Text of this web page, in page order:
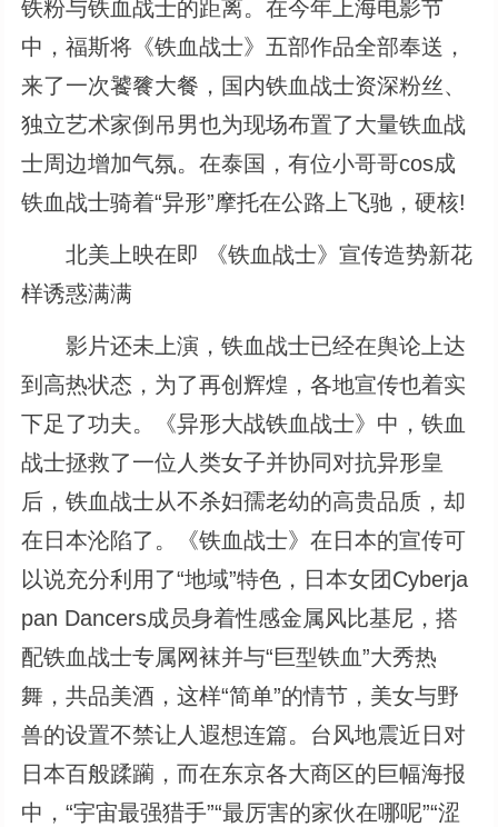
铁粉与铁血战士的距离。在今年上海电影节
中，福斯将《铁血战士》五部作品全部奉送，
来了一次饕餮大餐，国内铁血战士资深粉丝、
独立艺术家倒吊男也为现场布置了大量铁血战
士周边增加气氛。在泰国，有位小哥哥cos成
铁血战士骑着“异形”摩托在公路上飞驰，硬核!
北美上映在即 《铁血战士》宣传造势新花
样诱惑满满
影片还未上演，铁血战士已经在舆论上达
到高热状态，为了再创辉煌，各地宣传也着实
下足了功夫。《异形大战铁血战士》中，铁血
战士拯救了一位人类女子并协同对抗异形皇
后，铁血战士从不杀妇孺老幼的高贵品质，却
在日本沦陷了。《铁血战士》在日本的宣传可
以说充分利用了“地域”特色，日本女团Cyberja
pan Dancers成员身着性感金属风比基尼，搭
配铁血战士专属网袜并与“巨型铁血”大秀热
舞，共品美酒，这样“简单”的情节，美女与野
兽的设置不禁让人遐想连篇。台风地震近日对
日本百般蹂躏，而在东京各大商区的巨幅海报
中，“宇宙最强猎手”“最厉害的家伙在哪呢”“涩